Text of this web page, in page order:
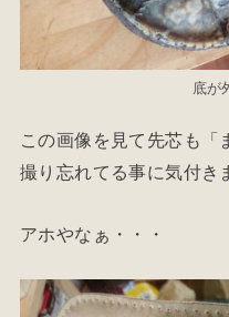
底が
この画像を見て先芯も「
撮り忘れてる事に気付き
アホやなぁ・・・